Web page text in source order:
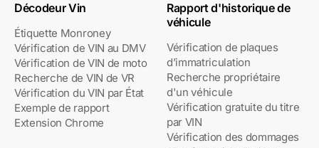
Décodeur Vin
Étiquette Monroney
Vérification de VIN au DMV
Vérification de VIN de moto
Recherche de VIN de VR
Vérification du VIN par État
Exemple de rapport
Extension Chrome
Rapport d'historique de
véhicule
Vérification de plaques
d’immatriculation
Recherche propriétaire
d'un véhicule
Vérification gratuite du titre
par VIN
Vérification des dommages